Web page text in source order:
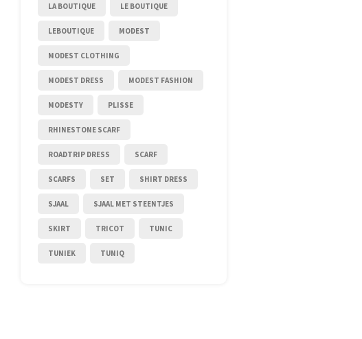
LA BOUTIQUE LE BOUTIQUE
LEBOUTIQUE MODEST
MODEST CLOTHING
MODEST DRESS MODEST FASHION
MODESTY PLISSE
RHINESTONE SCARF
ROADTRIP DRESS SCARF
SCARFS SET SHIRT DRESS
SJAAL SJAAL MET STEENTJES
SKIRT TRICOT TUNIC
TUNIEK TUNIQ